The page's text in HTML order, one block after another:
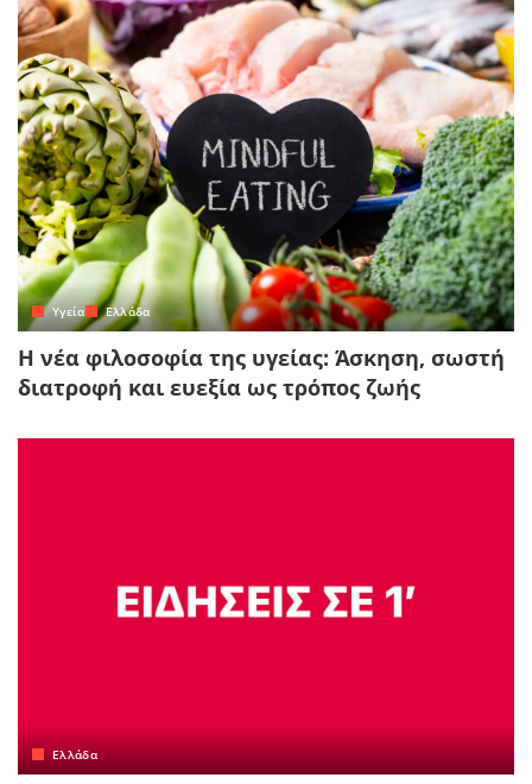
Yγεία Ελλάδα
Η νέα φιλοσοφία της υγείας: Άσκηση, σωστή
διατροφή και ευεξία ως τρόπος ζωής
Ελλάδα